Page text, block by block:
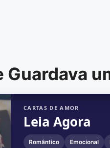
Guardava
CARTAS DE AMOR
Leia Agora
Romântico Emocional